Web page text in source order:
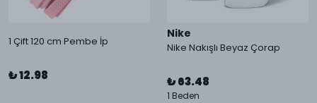
1 Çift 120 cm Pembe İp
₺ 12.98
Nike
Nike Nakışlı Beyaz Çorap
₺ 63.48
1 Beden